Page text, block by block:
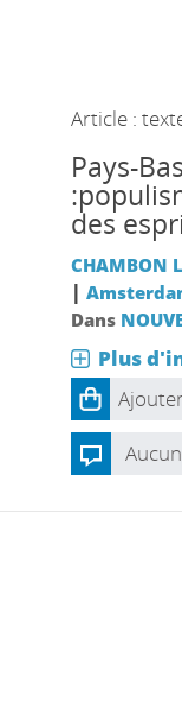
Article :
Pays-
des
CHAMBON
|
Dans
Plus